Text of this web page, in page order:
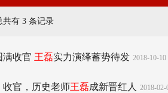
共有 3 条记录
满收官 王磊实力演绎蓄势待发 2018-10-10
收官，历史老师王磊成新晋红人 2018-02-